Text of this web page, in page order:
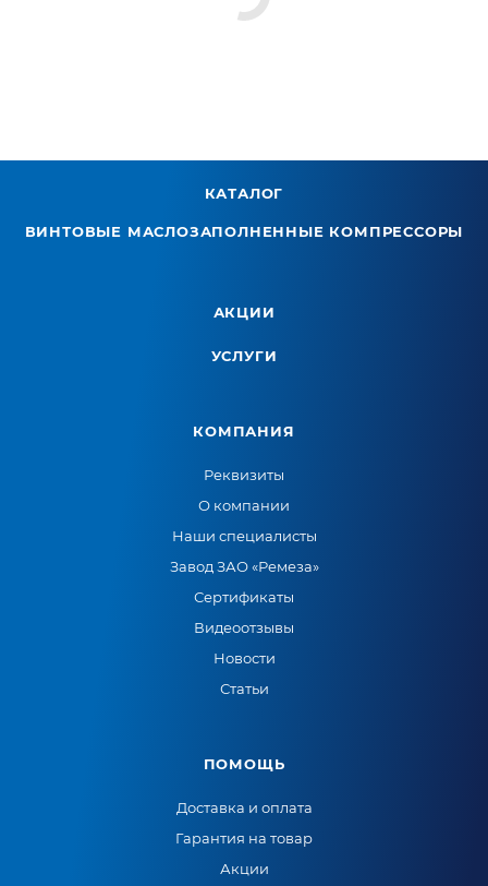
КАТАЛОГ
ВИНТОВЫЕ МАСЛОЗАПОЛНЕННЫЕ КОМПРЕССОРЫ
АКЦИИ
УСЛУГИ
КОМПАНИЯ
Реквизиты
О компании
Наши специалисты
Завод ЗАО «Ремеза»
Сертификаты
Видеоотзывы
Новости
Статьи
ПОМОЩЬ
Доставка и оплата
Гарантия на товар
Акции